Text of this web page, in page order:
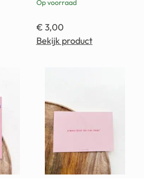
Op voorraad
€ 3,00
Bekijk product